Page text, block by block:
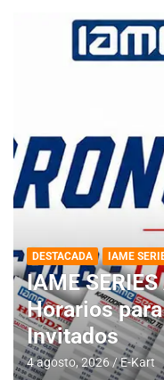
DESTACADA IAME
IAME
Horarios
Invitados
4 agosto, 2026 E-Kart